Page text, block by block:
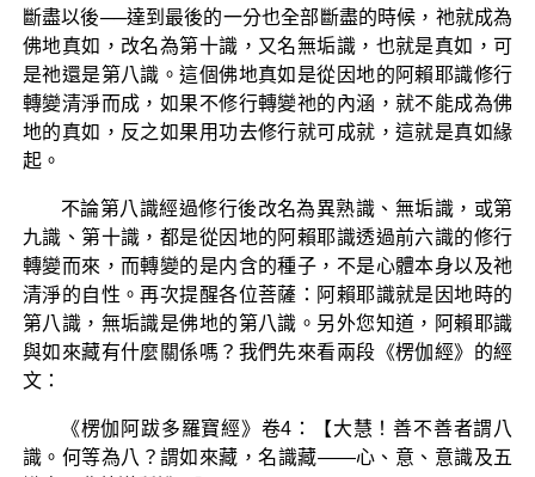
斷盡以後──達到最後的一分也全部斷盡的時候，祂就成為
佛地真如，改名為第十識，又名無垢識，也就是真如，可
是祂還是第八識。這個佛地真如是從因地的阿賴耶識修行
轉變清淨而成，如果不修行轉變祂的內涵，就不能成為佛
地的真如，反之如果用功去修行就可成就，這就是真如緣
起。
不論第八識經過修行後改名為異熟識、無垢識，或第
九識、第十識，都是從因地的阿賴耶識透過前六識的修行
轉變而來，而轉變的是内含的種子，不是心體本身以及祂
清淨的自性。再次提醒各位菩薩：阿賴耶識就是因地時的
第八識，無垢識是佛地的第八識。另外您知道，阿賴耶識
與如來藏有什麼關係嗎？我們先來看兩段《楞伽經》的經
文：
《楞伽阿跋多羅寶經》卷4：【大慧！善不善者謂八
識。何等為八？謂如來藏，名識藏——心、意、意識及五